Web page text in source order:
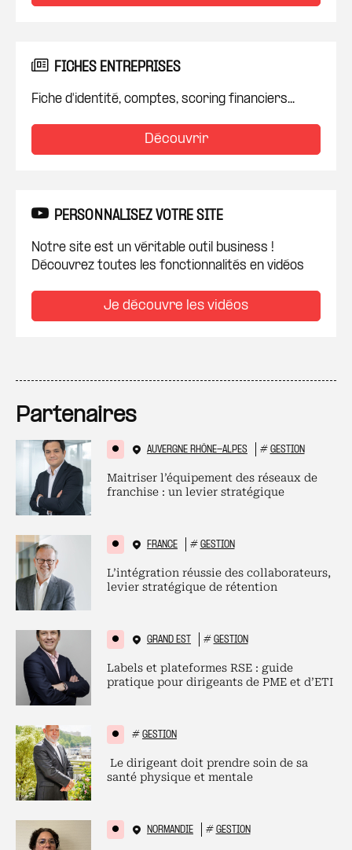
FICHES ENTREPRISES
Fiche d'identité, comptes, scoring financiers...
Découvrir
PERSONNALISEZ VOTRE SITE
Notre site est un véritable outil business !
Découvrez toutes les fonctionnalités en vidéos
Je découvre les vidéos
Partenaires
AUVERGNE RHÔNE-ALPES # GESTION
Maitriser l’équipement des réseaux de
franchise : un levier stratégique
FRANCE # GESTION
L’intégration réussie des collaborateurs,
levier stratégique de rétention
GRAND EST # GESTION
Labels et plateformes RSE : guide
pratique pour dirigeants de PME et d’ETI
# GESTION
Le dirigeant doit prendre soin de sa
santé physique et mentale
NORMANDIE # GESTION